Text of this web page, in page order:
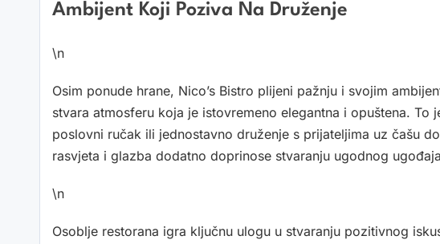
Ambijent Koji Poziva Na Druženje
\n
Osim ponude hrane, Nico’s Bistro plijeni pažnju i svojim
stvara atmosferu koja je istovremeno elegantna i opuštena. To
poslovni ručak ili jednostavno druženje s prijateljima uz čašu
rasvjeta i glazba dodatno doprinose stvaranju ugodnog
\n
Osoblje restorana igra ključnu ulogu u stvaranju pozitivnog